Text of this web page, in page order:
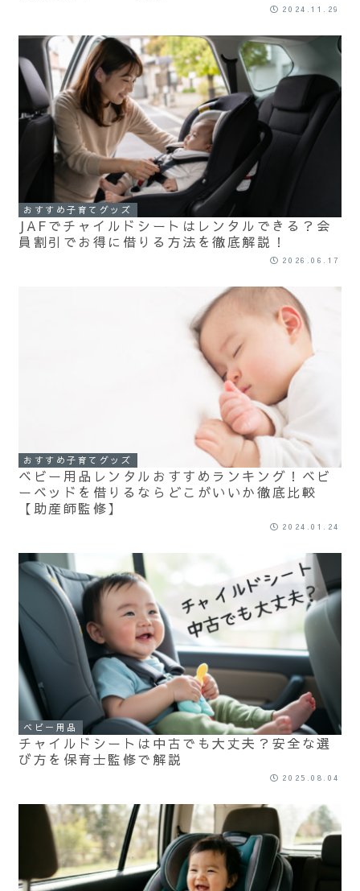
2024.11.29
おすすめ子育てグッズ
JAFでチャイルドシートはレンタルできる？会
員割引でお得に借りる方法を徹底解説！
2026.06.17
おすすめ子育てグッズ
ベビー用品レンタルおすすめランキング！ベビ
ーベッドを借りるならどこがいいか徹底比較
【助産師監修】
2024.01.24
ベビー用品
チャイルドシートは中古でも大丈夫？安全な選
び方を保育士監修で解説
2025.08.04